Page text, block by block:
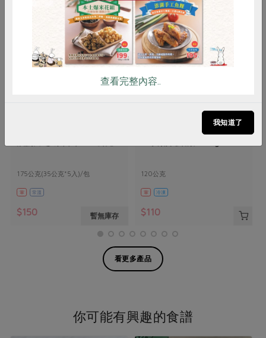
175公克(35公克*5入)/包
葷 常溫
$150 暫無庫存
120公克
葷 冷凍
$110
看更多產品
你可能有興趣的食譜
查看完整內容..
我知道了